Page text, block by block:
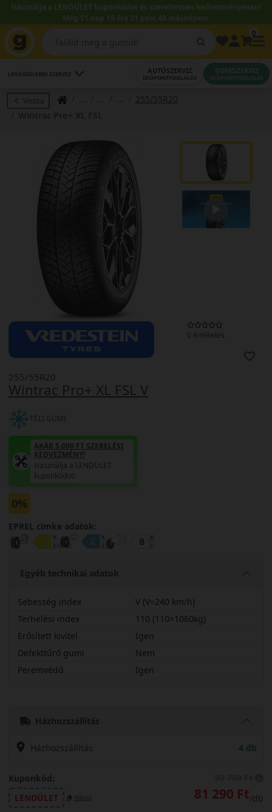
Használja a LENDÜLET kuponkódot és szereltessen kedvezményesen!
Még 51 nap 19 óra 31 perc 48 másodperc.
LEGKÖZELEBBI SZERVIZ AUTÓSZERVIZ
IDŐPONTFOGLALÁS
GUMISZERVIZ
IDŐPONTFOGLALÁS
Vissza
255/55R20
0 értékelés
Wintrac Pro+ XL FSL V
255/55R20
TÉLI GUMI
AKÁR 5.000 FT SZERELÉSI
KEDVEZMÉNY!
Használja a LENDÜLET
kuponkódot!
0%
EPREL cimke adatok:
Egyéb technikai adatok
Sebesség index
V (V=240 km/h)
Terhelési index
110 (110=1060kg)
Erősített kivitel
Igen
Defekttűrő gumi
Nem
Peremvédő
Igen
Házhozszállítás
Házhozszállítás 4 db
Kuponkód:
LENDÜLET
másol 81 290 Ft/db